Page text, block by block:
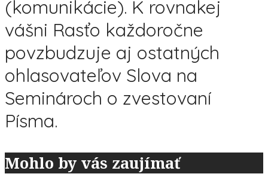
(komunikácie). K rovnakej
vášni Rasťo každoročne
povzbudzuje aj ostatných
ohlasovateľov Slova na
Seminároch o zvestovaní
Písma.
Mohlo by vás zaujímať